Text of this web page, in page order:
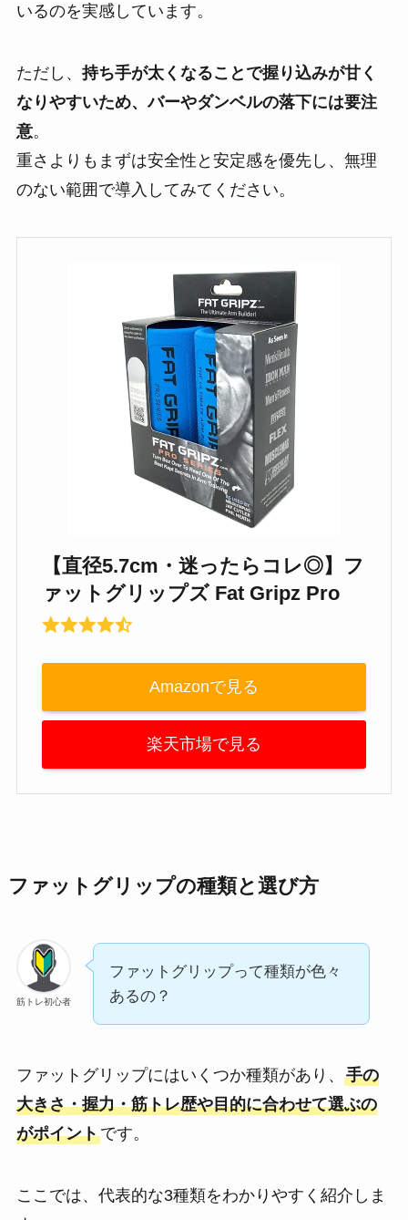
いるのを実感しています。
ただし、 持ち手が太くなることで握り込みが甘く
なりやすいため、バーやダンベルの落下には要注
意。
重さよりもまずは安全性と安定感を優先し、無理
のない範囲で導入してみてください。
【直径5.7cm・迷ったらコレ◎】フ
ァットグリップズ Fat Gripz Pro
Amazonで見る
楽天市場で見る
ファットグリップの種類と選び方
筋トレ初心者
ファットグリップって種類が色々
あるの？
ファットグリップにはいくつか種類があり、 手の
大きさ・握力・筋トレ歴や目的に合わせて選ぶの
がポイントです。
ここでは、代表的な3種類をわかりやすく紹介しま